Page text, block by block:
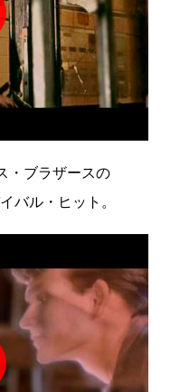
・ブラザースの
バル・ヒット。